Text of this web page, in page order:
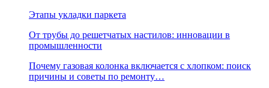
Этапы укладки паркета
От трубы до решетчатых настилов: инновации в
промышленности
Почему газовая колонка включается с хлопком: поиск
причины и советы по ремонту…